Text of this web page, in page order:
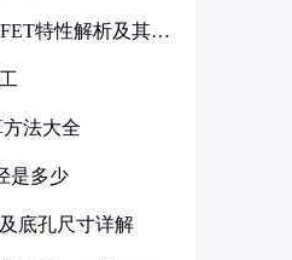
特性解析及其在
法大全
是多少
底孔尺寸详解